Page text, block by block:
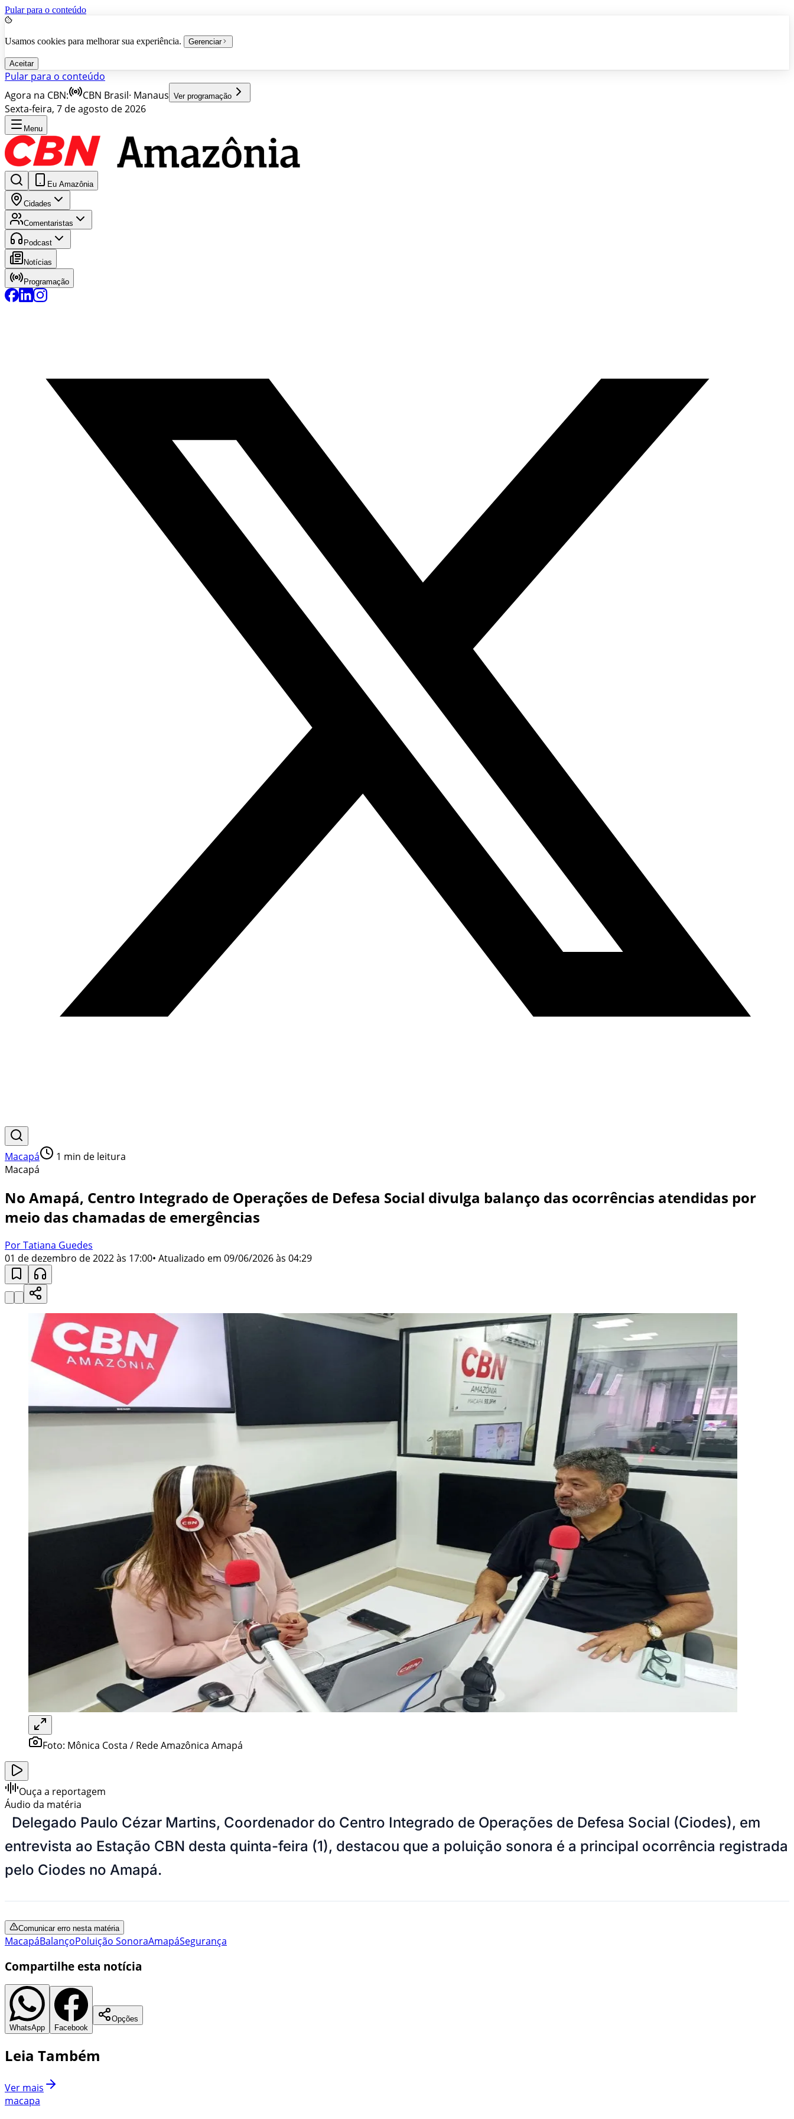
Pular para o conteúdo
Usamos cookies para melhorar sua experiência. Gerenciar
Aceitar
Pular para o conteúdo
Agora na CBN:
CBN Brasil· Manaus Ver programação
Sexta-feira, 7 de agosto de 2026
Menu
Eu Amazônia
Cidades
Comentaristas
Podcast
Notícias
Programação
Macapá 1 min de leitura
Macapá
No Amapá, Centro Integrado de Operações de Defesa Social divulga balanço das ocorrências atendidas por
meio das chamadas de emergências
Por Tatiana Guedes
01 de dezembro de 2022 às 17:00• Atualizado em 09/06/2026 às 04:29
Foto: Mônica Costa / Rede Amazônica Amapá
Ouça a reportagem
Áudio da matéria
Delegado Paulo Cézar Martins, Coordenador do Centro Integrado de Operações de Defesa Social (Ciodes), em
entrevista ao Estação CBN desta quinta-feira (1), destacou que a poluição sonora é a principal ocorrência registrada
pelo Ciodes no Amapá.
Comunicar erro nesta matéria
MacapáBalançoPoluição SonoraAmapáSegurança
Compartilhe esta notícia
WhatsApp Facebook
Opções
Leia Também
Ver mais
macapa